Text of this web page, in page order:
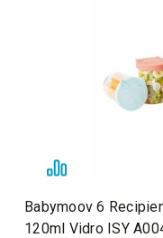
Babymoov 6
120ml Vidro ISY